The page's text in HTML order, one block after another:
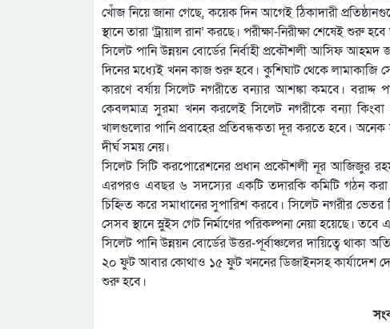
খোঁজ নিয়ে জানা গেছে, কয়েক দিন আগেই ঠিকাদারী
স্থানে তারা ‘ট্রায়াল রান’ করছে। পরীক্ষা-নিরীক্ষা শেষেই শুরু
সিলেট পানি উন্নয়ন বোর্ডের নির্বাহী প্রকৌশলী আসিফ আহমদ
দিনের মধ্যেই খনন কাজ শুরু হবে। কুশিঘাট থেকে লামাকাজি
কারণে বর্ষায় সিলেট নগরীতে বন্যার আশঙ্কা কমবে।
কেবলমাত্র সুরমা খনন করলেই সিলেট নগরীকে বন্যা
খালগুলোর পানি প্রবাহের প্রতিবন্ধকতা দূর করতে হবে।
দীর্ঘ সময় নেয়।
সিলেট সিটি করপোরেশনের প্রধান প্রকৌশলী নূর আজিজুর
এরপরও এবছর ৬ সদস্যের একটি তদারকি কমিটি গঠন করা
চিহ্নিত করে সমাধানের সুপারিশ করবে। সিলেট নগরীর
সেসব স্থানে স্লুইস গেট নির্মাণের পরিকল্পনা নেয়া হয়েছে।
সিলেট পানি উন্নয়ন বোর্ডের উত্তর-পূর্বাঞ্চলের দায়িত্বে
২০ ফুট আবার কোথাও ১৫ ফুট খননের ডিজাইনসহ কার্যাদেশ
শুরু হবে।